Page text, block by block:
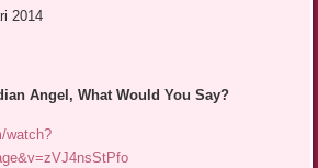
2014
Angel, What Would You Say?
watch?